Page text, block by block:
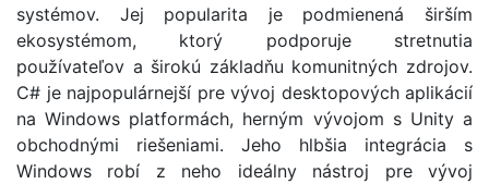
systémov. Jej popularita je podmienená širším
ekosystémom, ktorý podporuje stretnutia
používateľov a širokú základňu komunitných zdrojov.
C# je najpopulárnejší pre vývoj desktopových aplikácií
na Windows platformách, herným vývojom s Unity a
obchodnými riešeniami. Jeho hlbšia integrácia s
Windows robí z neho ideálny nástroj pre vývoj